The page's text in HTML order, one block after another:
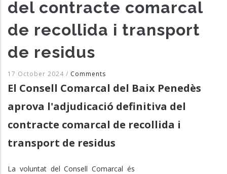
del contracte comarcal
de recollida i transport
de residus
17 October 2024 / Comments
El Consell Comarcal del Baix Penedès
aprova l'adjudicació definitiva del
contracte comarcal de recollida i
transport de residus
La voluntat del Consell Comarcal és